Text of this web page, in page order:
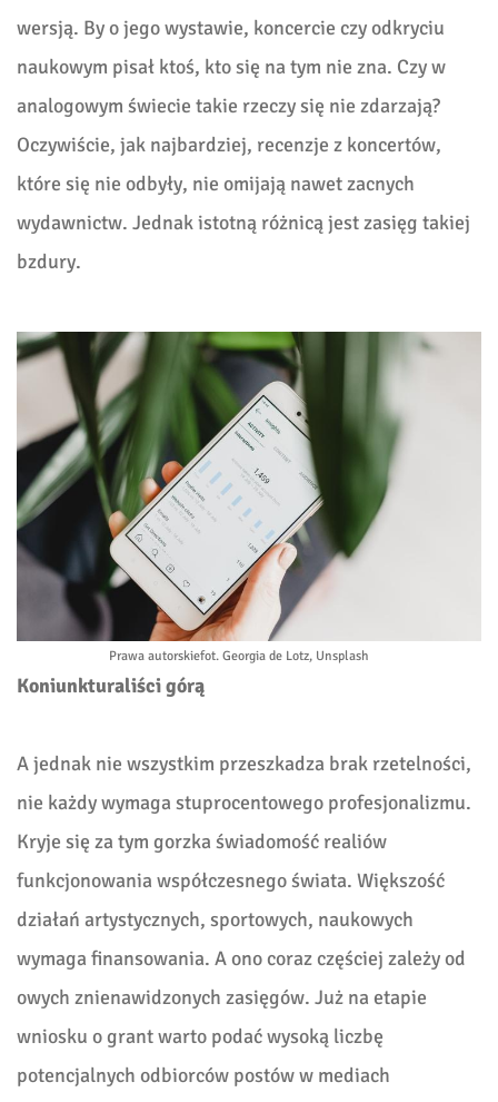
wersją. By o jego wystawie, koncercie czy odkryciu
naukowym pisał ktoś, kto się na tym nie zna. Czy w
analogowym świecie takie rzeczy się nie zdarzają?
Oczywiście, jak najbardziej, recenzje z koncertów,
które się nie odbyły, nie omijają nawet zacnych
wydawnictw. Jednak istotną różnicą jest zasięg takiej
bzdury.
Prawa autorskiefot. Georgia de Lotz, Unsplash
Koniunkturaliści górą
A jednak nie wszystkim przeszkadza brak rzetelności,
nie każdy wymaga stuprocentowego profesjonalizmu.
Kryje się za tym gorzka świadomość realiów
funkcjonowania współczesnego świata. Większość
działań artystycznych, sportowych, naukowych
wymaga finansowania. A ono coraz częściej zależy od
owych znienawidzonych zasięgów. Już na etapie
wniosku o grant warto podać wysoką liczbę
potencjalnych odbiorców postów w mediach